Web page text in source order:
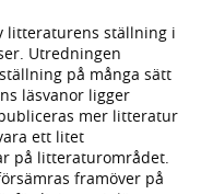
litteraturens ställning i
Utredningen
på många sätt
läsvanor ligger
mer litteratur
ett litet
på litteraturområdet.
framöver på